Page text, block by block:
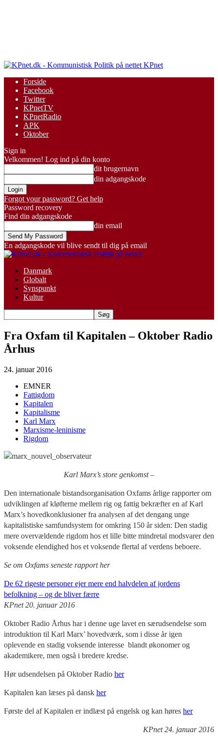
KPnet
Forside
Facebook
Twitter
KPnetTV
KPnetRadio
APK
Oktober
Sign in
Velkommen! Log ind på din konto
dit brugernavn
din adgangskode
Forgot your password? Get help
Password recovery
Find din adgangskode
din email
En adgangskode vil blive sendt til dig på email
Danmark
Globalt
Synspunkt
Kultur
Fra Oxfam til Kapitalen – Oktober Radio
Århus
24. januar 2016
EMNER
Fattigdom
Kapitalen
Kapitalisme
Karl Marx
Marxisme-leninisme
Rigdom
Karl Marx’s store genkomst –
Den internationale bistandsorganisation Oxfams årlige rapporter om
udviklingen af kløfterne mellem rig og fattig bekræfter en af Karl
Marx’s hovedkonklusioner fra analysen af det dengang unge
kapitalistiske samfundsystem for omkring 150 år siden: Den stadig
mere overvældende rigdom hos et lille bitte mindretal modsvarer den
voksende elendighed hos et voksende flertal af verdens beboere.
Se om Oxfams seneste rapport her
De 62 rigeste personer ejer mere end halvdelen af jordens
befolkning – og de bliver færre
KPnet 20. januar 2016
Oktober Radio Århus har i denne uge lavet en særudsendelse som
introduktion til Karl Marx’ hovedværk, som i disse år igen
oplevende en stadig voksende interesse blandt økonomer og
akademikere, men også i bredere kredse.
Hør udsendelsen på Oktober Radio her
Kapitalen kan læses på dansk her
Første del af Kapitalen er indlæst på engelsk og kan høres her
KPnet 24. januar 2016